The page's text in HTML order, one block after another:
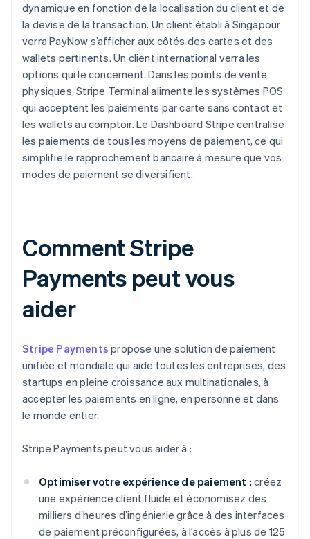
dynamique en fonction de la localisation du client et de
la devise de la transaction. Un client établi à Singapour
verra PayNow s’afficher aux côtés des cartes et des
wallets pertinents. Un client international verra les
options qui le concernent. Dans les points de vente
physiques, Stripe Terminal alimente les systèmes POS
qui acceptent les paiements par carte sans contact et
les wallets au comptoir. Le Dashboard Stripe centralise
les paiements de tous les moyens de paiement, ce qui
simplifie le rapprochement bancaire à mesure que vos
modes de paiement se diversifient.
Comment Stripe
Payments peut vous
aider
Stripe Payments propose une solution de paiement
unifiée et mondiale qui aide toutes les entreprises, des
startups en pleine croissance aux multinationales, à
accepter les paiements en ligne, en personne et dans
le monde entier.
Stripe Payments peut vous aider à :
Optimiser votre expérience de paiement : créez
une expérience client fluide et économisez des
milliers d’heures d’ingénierie grâce à des interfaces
de paiement préconfigurées, à l’accès à plus de 125